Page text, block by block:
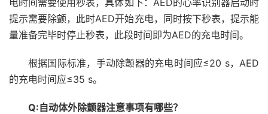
电时间需要使用秒表，具体如下：AED的心率识别器启动时
提示需要除颤，此时AED开始充电，同时按下秒表，提示能
量准备完毕时停止秒表，此段时间即为AED的充电时间。
根据国际标准，手动除颤器的充电时间应≤20 s，AED
的充电时间应≤35 s。
Q:自动体外除颤器注意事项有哪些？